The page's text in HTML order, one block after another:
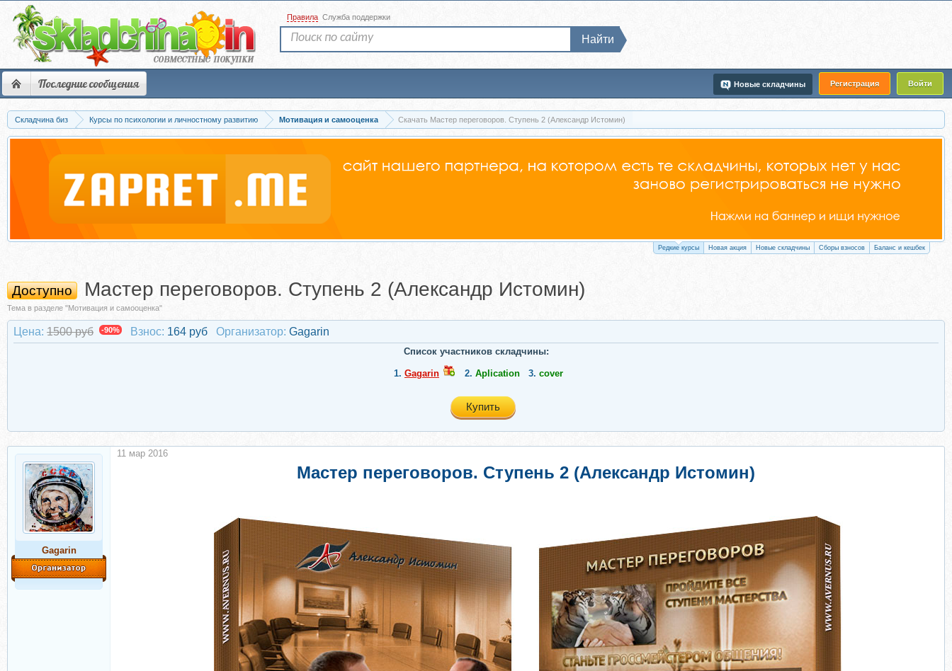
Последние сообщения Регистрация Войти
Новые складчины
Правила Служба поддержки
Найти
Складчина биз Курсы по психологии и личностному развитию Мотивация и самооценка Скачать Мастер переговоров. Ступень 2 (Александр Истомин)
Редкие курсы Новая акция Новые складчины Сборы взносов Баланс и кешбек
Доступно Мастер переговоров. Ступень 2 (Александр Истомин)
Тема в разделе "Мотивация и самооценка"
Цена: 1500 руб -90% Взнос: 164 руб Организатор: Gagarin
Список участников складчины:
1. Gagarin 2. Aplication 3. cover
Купить
Gagarin
Мастер переговоров. Ступень 2 (Александр Истомин)
11 мар 2016